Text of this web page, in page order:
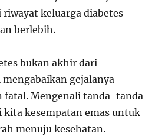
keluarga diabetes
berlebih.
bukan akhir dari
gejalanya
fatal. Mengenali tanda-tanda
kita kesempatan emas untuk
menuju kesehatan.